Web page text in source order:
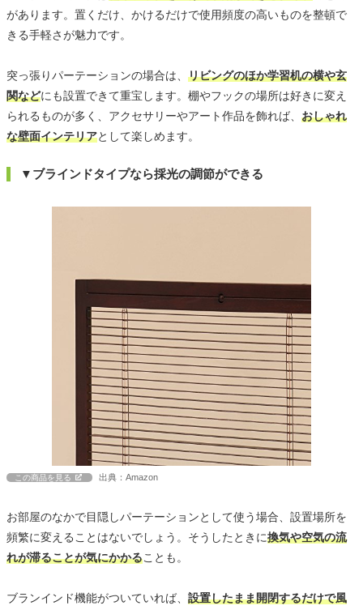
があります。置くだけ、かけるだけで使用頻度の高いものを整頓で
きる手軽さが魅力です。
突っ張りパーテーションの場合は、 リビングのほか学習机の横や玄
関などにも設置できて重宝します。棚やフックの場所は好きに変え
られるものが多く、アクセサリーやアート作品を飾れば、 おしゃれ
な壁面インテリアとして楽しめます。
▼ブラインドタイプなら採光の調節ができる
この商品を見る 出典：Amazon
お部屋のなかで目隠しパーテーションとして使う場合、設置場所を
頻繁に変えることはないでしょう。そうしたときに換気や空気の流
れが滞ることが気にかかることも。
ブランインド機能がついていれば、 設置したまま開閉するだけで風